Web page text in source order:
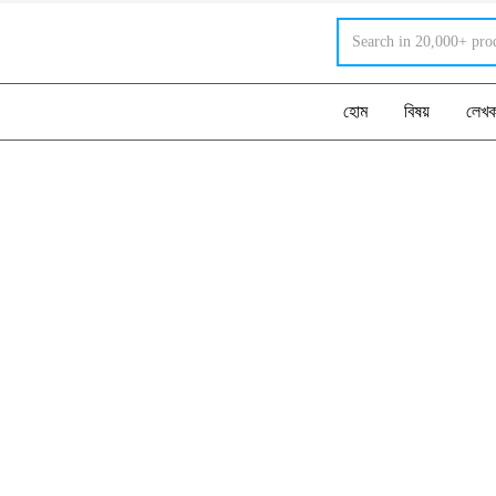
হোম বিষয়